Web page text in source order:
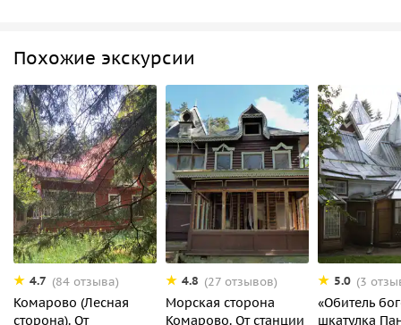
Похожие экскурсии
4.7 (84 отзыва)
Комарово (Лесная
сторона). От
4.8 (27 отзывов)
Морская сторона
Комарово. От станции
5.0 (3
«Обитель
шкатулка